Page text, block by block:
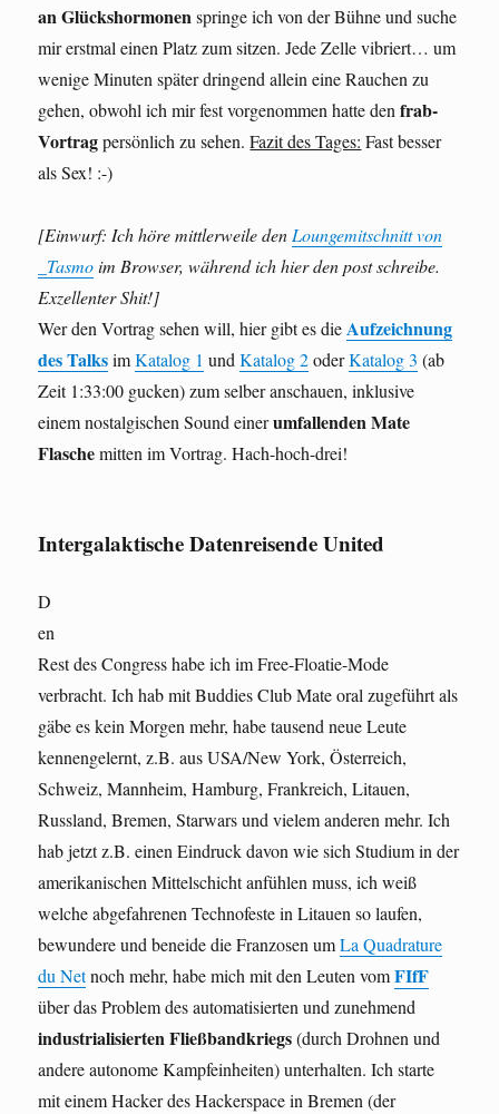
an Glückshormonenspringe ich von der Bühne und suche
mir erstmal einen Platz zum sitzen. Jede Zelle vibriert… um
wenige Minuten später dringend allein eine Rauchen zu
gehen, obwohl ich mir fest vorgenommen hatte denfrab-
Vortragpersönlich zu sehen.Fazit des Tages: Fast besser
als Sex! :-)
[Einwurf: Ich höre mittlerweile den Loungemitschnitt von
_Tasmoim Browser, während ich hier den post schreibe.
Exzellenter Shit!]
Wer den Vortrag sehen will, hier gibt es die Aufzeichnung
des TalksimKatalog 1 undKatalog 2oderKatalog 3 (ab
Zeit 1:33:00 gucken) zum selber anschauen, inklusive
einem nostalgischen Sound einerumfallenden Mate
Flaschemitten im Vortrag. Hach-hoch-drei!
Intergalaktische Datenreisende United
D
en
Rest des Congress habe ich im Free-Floatie-Mode
verbracht. Ich hab mit Buddies Club Mate oral zugeführt als
gäbe es kein Morgen mehr, habe tausend neue Leute
kennengelernt, z.B. aus USA/New York, Österreich,
Schweiz, Mannheim, Hamburg, Frankreich, Litauen,
Russland, Bremen, Starwars und vielem anderen mehr. Ich
hab jetzt z.B. einen Eindruck davon wie sich Studium in der
amerikanischen Mittelschicht anfühlen muss, ich weiß
welche abgefahrenen Technofeste in Litauen so laufen,
bewundere und beneide die Franzosen umLa Quadrature
du Netnoch mehr, habe mich mit den Leuten vomFIfF
über das Problem des automatisierten und zunehmend
industrialisierten Fließbandkriegs(durch Drohnen und
andere autonome Kampfeinheiten) unterhalten. Ich starte
mit einem Hacker des Hackerspace in Bremen (der